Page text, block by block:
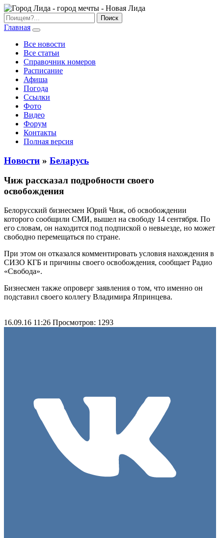
Главная
Все новости
Все статьи
Справочник номеров
Расписание
Афиша
Погода
Ссылки
Фото
Видео
Форум
Контакты
Полная версия
Новости » Беларусь
Чиж рассказал подробности своего
освобождения
Белорусский бизнесмен Юрий Чиж, об освобождении
которого сообщили СМИ, вышел на свободу 14 сентября. По
его словам, он находится под подпиской о невыезде, но может
свободно перемещаться по стране.
При этом он отказался комментировать условия нахождения в
СИЗО КГБ и причины своего освобождения, сообщает Радио
«Свобода».
Бизнесмен также опроверг заявления о том, что именно он
подставил своего коллегу Владимира Япринцева.
16.09.16 11:26 Просмотров: 1293